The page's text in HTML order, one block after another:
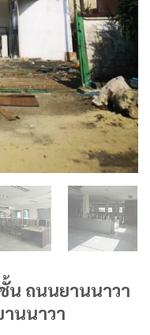
น ถนนยานนาวา
นนาวา